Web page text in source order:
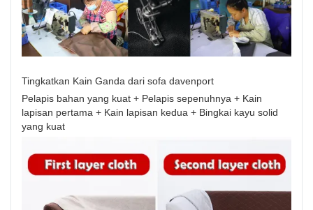
Tingkatkan Kain Ganda dari sofa davenport
Pelapis bahan yang kuat + Pelapis sepenuhnya + Kain
lapisan pertama + Kain lapisan kedua + Bingkai kayu solid
yang kuat